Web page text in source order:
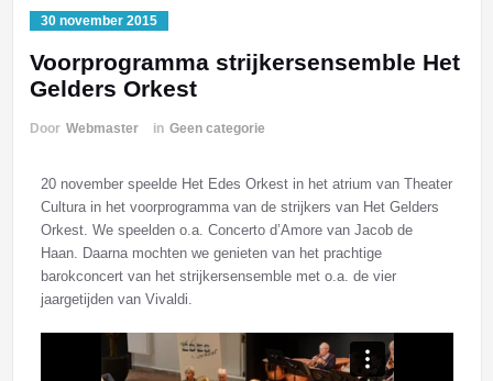
30 november 2015
Voorprogramma strijkersensemble Het
Gelders Orkest
Door Webmaster in Geen categorie
20 november speelde Het Edes Orkest in het atrium van Theater
Cultura in het voorprogramma van de strijkers van Het Gelders
Orkest. We speelden o.a. Concerto d’Amore van Jacob de
Haan. Daarna mochten we genieten van het prachtige
barokconcert van het strijkersensemble met o.a. de vier
jaargetijden van Vivaldi.